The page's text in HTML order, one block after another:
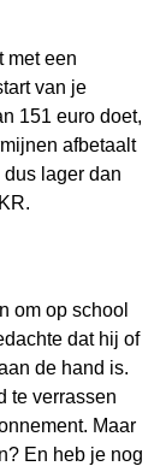
met een
van je
151 euro doet,
afbetaalt
lager dan
om op school
dat hij of
de hand is.
te verrassen
Maar
En heb je nog